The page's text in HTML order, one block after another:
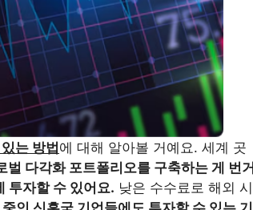
는 방법 에 대해 알아볼 거예요. 세계 곳
벌 다각화 포트폴리오를 구축하는 게 번거
투자할 수 있어요. 낮은 수수료로 해외 시